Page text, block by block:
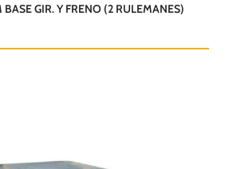
GIR. Y FRENO (2 RULEMANES)